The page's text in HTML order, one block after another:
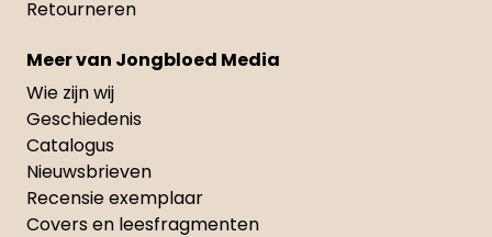
Retourneren
Meer van Jongbloed Media
Wie zijn wij
Geschiedenis
Catalogus
Nieuwsbrieven
Recensie exemplaar
Covers en leesfragmenten